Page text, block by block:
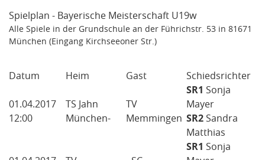
Spielplan - Bayerische Meisterschaft U19w
Alle Spiele in der Grundschule an der Führichstr. 53 in 81671
München (Eingang Kirchseeoner Str.)
Datum Heim Gast Schiedsrichter
01.04.2017
12:00
TS Jahn
München-
TV
Memmingen
SR1 Sonja
Mayer
SR2 Sandra
Matthias
SR1 Sonja